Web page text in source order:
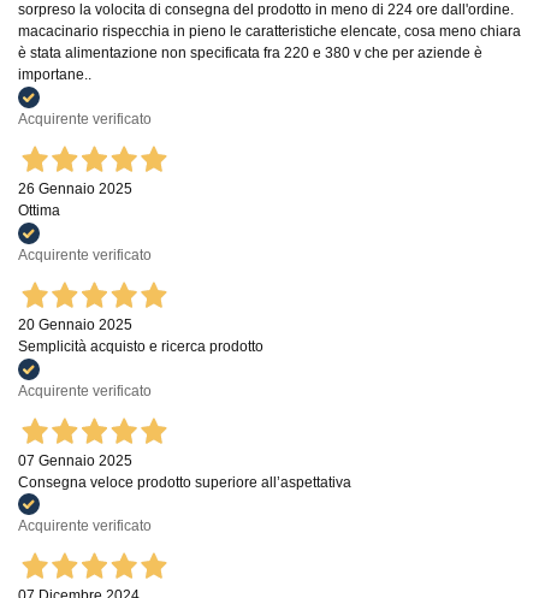
sorpreso la volocita di consegna del prodotto in meno di 224 ore dall'ordine.
macacinario rispecchia in pieno le caratteristiche elencate, cosa meno chiara
è stata alimentazione non specificata fra 220 e 380 v che per aziende è
importane..
Acquirente verificato
26 Gennaio 2025
Ottima
Acquirente verificato
20 Gennaio 2025
Semplicità acquisto e ricerca prodotto
Acquirente verificato
07 Gennaio 2025
Consegna veloce prodotto superiore all’aspettativa
Acquirente verificato